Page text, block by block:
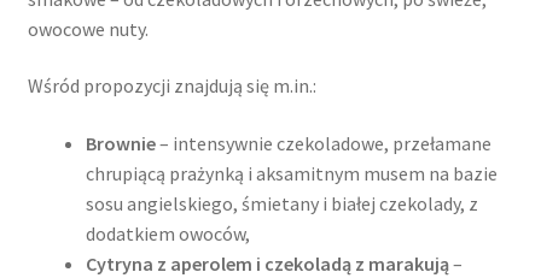
owocowe nuty.
Wśród propozycji znajdują się m.in.:
Brownie– intensywnie czekoladowe, przełamane
chrupiącą prażynką i aksamitnym musem na bazie
sosu angielskiego, śmietany i białej czekolady, z
dodatkiem owoców,
Cytryna z aperolem i czekoladą z marakują–